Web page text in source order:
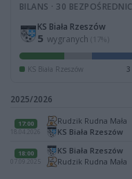
BILANS · 30
KS Biała Rzeszów
5 wygranych (17%)
KS Biała Rzeszów 3
2025/2026
17:00
18.04.2026
Rudzik Rudna Mała
KS Biała Rzeszów
18:00
07.09.2025
KS Biała Rzeszów
Rudzik Rudna Mała